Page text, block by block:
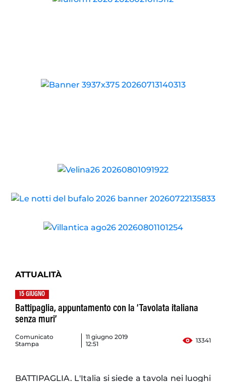
ATTUALITÀ
15 GIUGNO
Battipaglia, appuntamento con la ‘Tavolata italiana
senza muri’
Comunicato
Stampa
11 giugno 2019
12:51
13341
BATTIPAGLIA. L'Italia si siede a tavola nei luoghi